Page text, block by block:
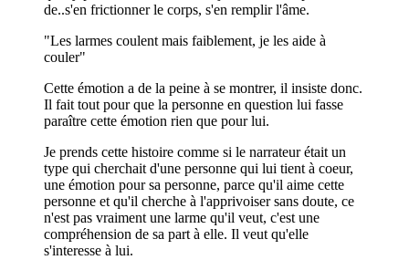
de..s'en frictionner le corps, s'en remplir l'âme.
"Les larmes coulent mais faiblement, je les aide à
couler"
Cette émotion a de la peine à se montrer, il insiste donc.
Il fait tout pour que la personne en question lui fasse
paraître cette émotion rien que pour lui.
Je prends cette histoire comme si le narrateur était un
type qui cherchait d'une personne qui lui tient à coeur,
une émotion pour sa personne, parce qu'il aime cette
personne et qu'il cherche à l'apprivoiser sans doute, ce
n'est pas vraiment une larme qu'il veut, c'est une
compréhension de sa part à elle. Il veut qu'elle
s'interesse à lui.